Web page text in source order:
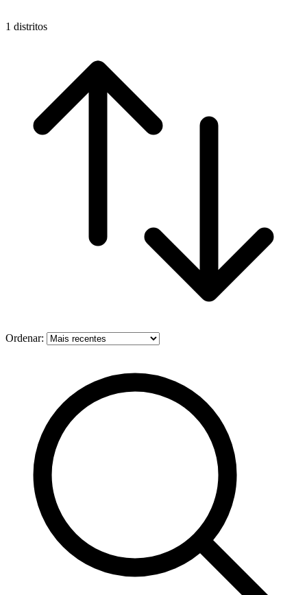
1 distritos
Ordenar: